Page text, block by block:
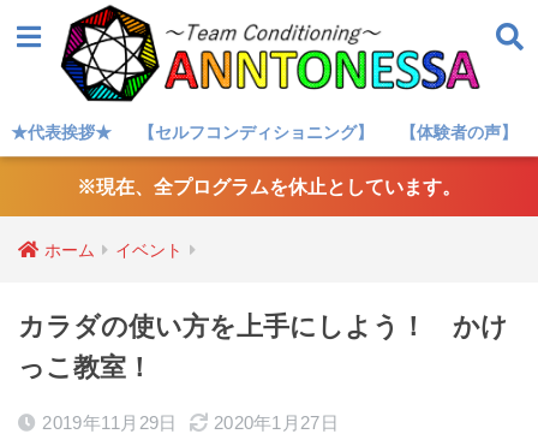
★代表挨拶★ 【セルフコンディショニング】 【体験者の声】
※現在、全プログラムを休止としています。
ホーム イベント
カラダの使い方を上手にしよう！ かけ
っこ教室！
2019年11月29日 2020年1月27日